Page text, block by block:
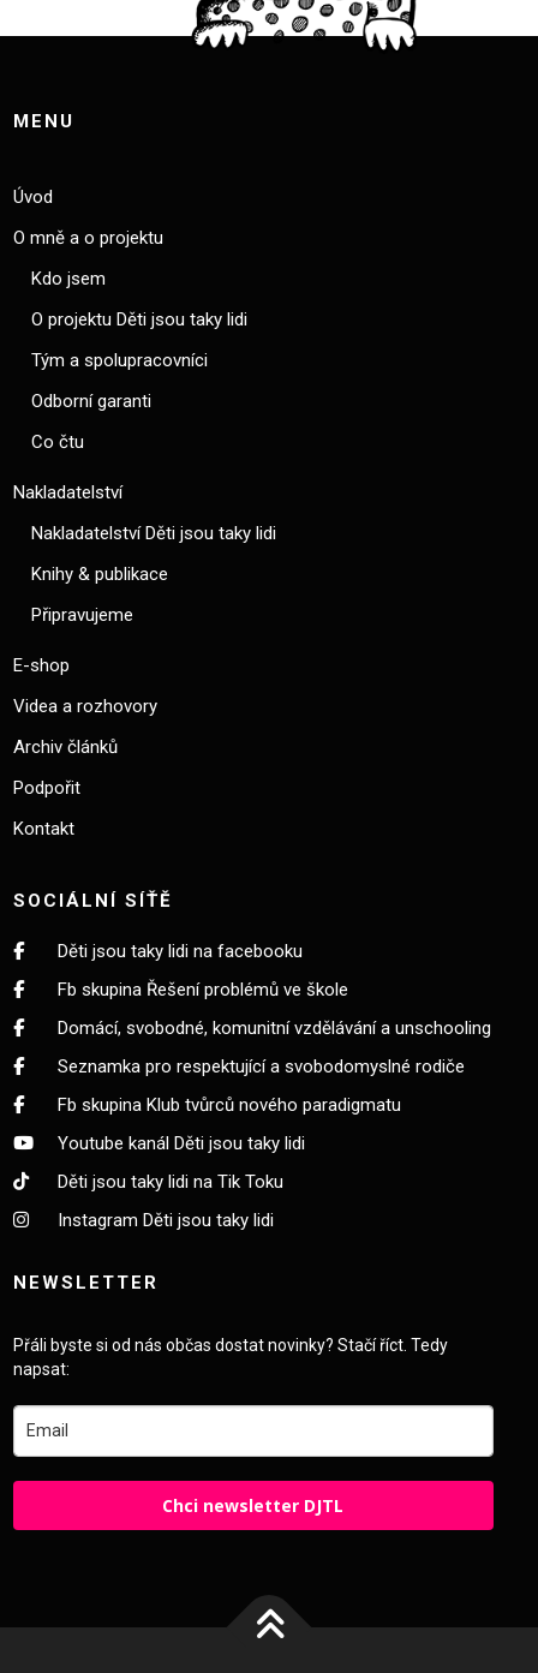
MENU
Úvod
O mně a o projektu
Kdo jsem
O projektu Děti jsou taky lidi
Tým a spolupracovníci
Odborní garanti
Co čtu
Nakladatelství
Nakladatelství Děti jsou taky lidi
Knihy & publikace
Připravujeme
E-shop
Videa a rozhovory
Archiv článků
Podpořit
Kontakt
SOCIÁLNÍ SÍŤĚ
Děti jsou taky lidi na facebooku
Fb skupina Řešení problémů ve škole
Domácí, svobodné, komunitní vzdělávání a unschooling
Seznamka pro respektující a svobodomyslné rodiče
Fb skupina Klub tvůrců nového paradigmatu
Youtube kanál Děti jsou taky lidi
Děti jsou taky lidi na Tik Toku
Instagram Děti jsou taky lidi
NEWSLETTER
Přáli byste si od nás občas dostat novinky? Stačí říct. Tedy
napsat:
Chci newsletter DJTL